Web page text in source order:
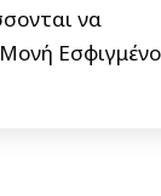
να